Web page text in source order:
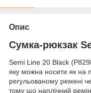
Опис
Сумка-рюкзак
Semi Line 20 Black
яку можна носити як на
регульованому ремені
тому що наплічний